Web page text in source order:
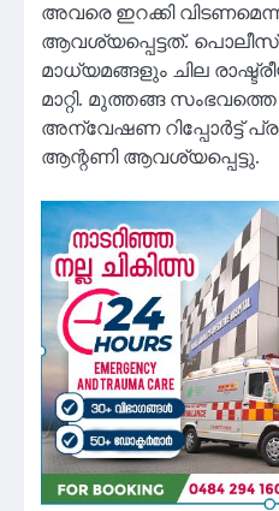
അവരെ ഇറക്കി
ആവശ്യപ്പെട്ടത്.
മാധ്യമങ്ങളും ചില
മാറ്റി. മുത്തങ്ങ
അന്വേഷണ റിപ്പോർട്ട്
ആന്റണി ആവശ്യപ്പെട്ടു.